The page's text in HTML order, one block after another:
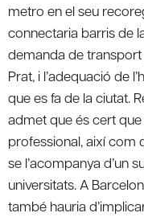
metro en el seu
connectaria barris de
demanda de transport
Prat, i l’adequació de
que es fa de la ciutat.
admet que és cert
professional, així com
se l’acompanya d’un
universitats. A
també hauria